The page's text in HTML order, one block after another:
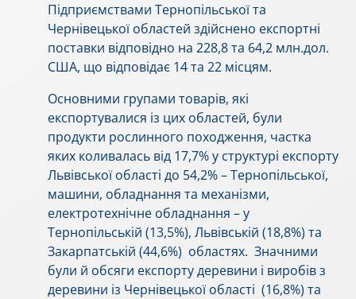
Підприємствами Тернопільської та
Чернівецької областей здійснено експортні
поставки відповідно на 228,8 та 64,2 млн.дол.
США, що відповідає 14 та 22 місцям.
Основними групами товарів, які
експортувалися із цих областей, були
продукти рослинного походження, частка
яких коливалась від 17,7% у структурі експорту
Львівської області до 54,2% – Тернопільської,
машини, обладнання та механізми,
електротехнічне обладнання – у
Тернопільській (13,5%), Львівській (18,8%) та
Закарпатській (44,6%) областях. Значними
були й обсяги експорту деревини і виробів з
деревини із Чернівецької області (16,8%) та